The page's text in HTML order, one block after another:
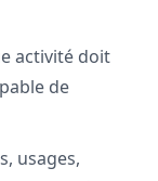
activité doit
de
usages,